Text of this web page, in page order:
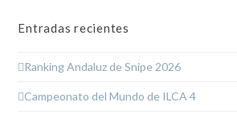
Entradas recientes
Ranking Andaluz de Snipe 2026
Campeonato del Mundo de ILCA 4